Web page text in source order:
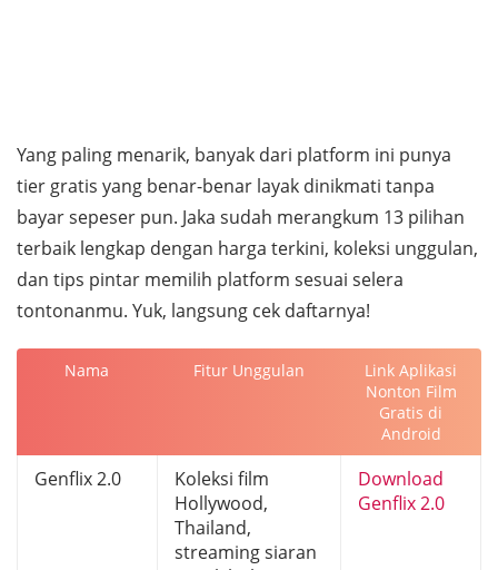
Yang paling menarik, banyak dari platform ini punya
tier gratis yang benar-benar layak dinikmati tanpa
bayar sepeser pun. Jaka sudah merangkum 13 pilihan
terbaik lengkap dengan harga terkini, koleksi unggulan,
dan tips pintar memilih platform sesuai selera
tontonanmu. Yuk, langsung cek daftarnya!
Nama Fitur Unggulan
Link Aplikasi
Nonton Film
Gratis di
Android
Genflix 2.0
Koleksi film
Hollywood,
Thailand,
streaming siaran
Download
Genflix 2.0